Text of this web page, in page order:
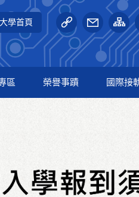
區 榮譽事蹟 國際接
學首頁